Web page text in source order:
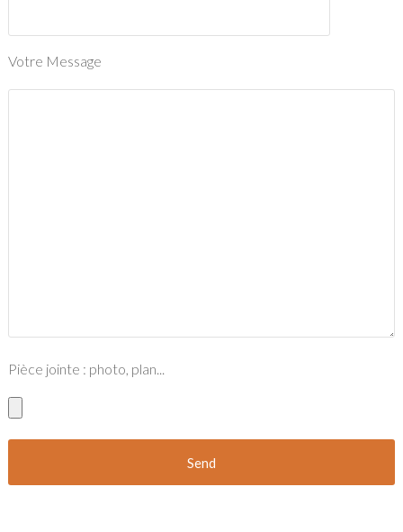
Votre Message
Pièce jointe : photo, plan...